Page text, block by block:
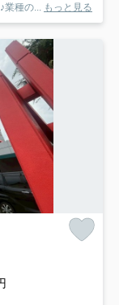
種の...
もっと見る